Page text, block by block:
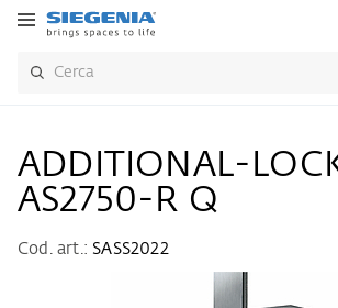
ADDITIONAL-
AS2750-R Q
Cod. art.: SASS2022